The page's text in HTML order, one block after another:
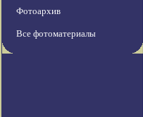
Фотоархив
Все фотоматериалы